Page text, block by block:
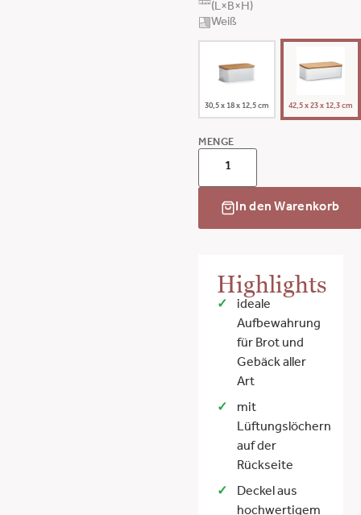
(L×B×H)
Weiß
30,5 x 18 x 12,5 cm 42,5 x 23 x 12,3 cm
MENGE
In den Warenkorb
Highlights
ideale
Aufbewahrung
für Brot und
Gebäck aller
Art
mit
Lüftungslöchern
auf der
Rückseite
Deckel aus
hochwertigem